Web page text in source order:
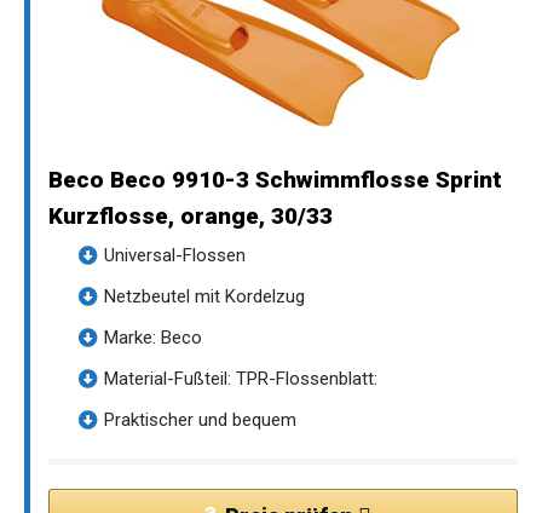
Beco Beco 9910-3 Schwimmflosse Sprint
Kurzflosse, orange, 30/33
Universal-Flossen
Netzbeutel mit Kordelzug
Marke: Beco
Material-Fußteil: TPR-Flossenblatt:
Praktischer und bequem